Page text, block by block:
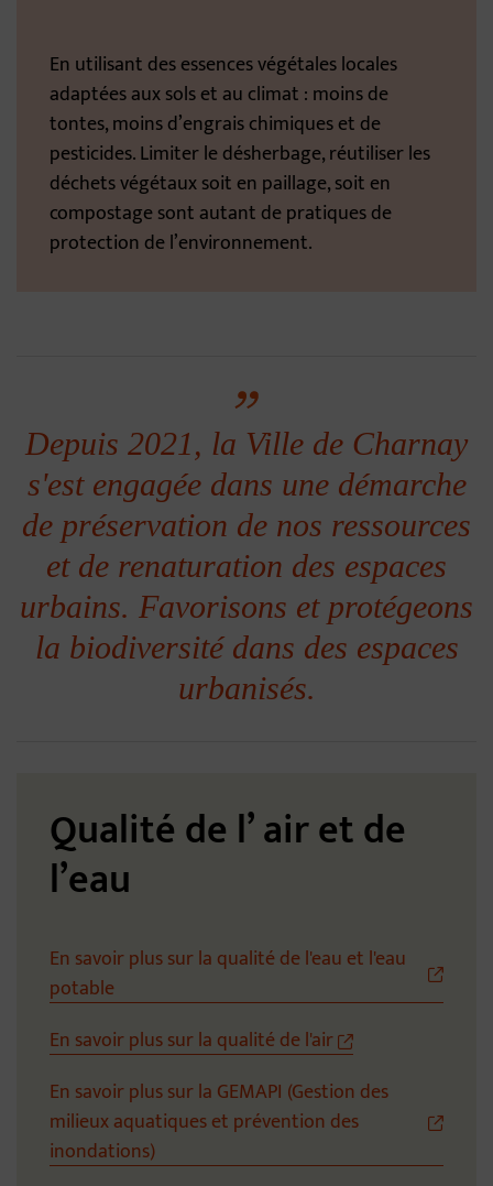
En utilisant des essences végétales locales
adaptées aux sols et au climat : moins de
tontes, moins d’engrais chimiques et de
pesticides. Limiter le désherbage, réutiliser les
déchets végétaux soit en paillage, soit en
compostage sont autant de pratiques de
protection de l’environnement.
Depuis 2021, la Ville de Charnay
s'est engagée dans une démarche
de préservation de nos ressources
et de renaturation des espaces
urbains. Favorisons et protégeons
la biodiversité dans des espaces
urbanisés.
Qualité de l’ air et de
l’eau
En savoir plus sur la qualité de l'eau et l'eau
potable
En savoir plus sur la qualité de l'air
En savoir plus sur la GEMAPI (Gestion des
milieux aquatiques et prévention des
inondations)